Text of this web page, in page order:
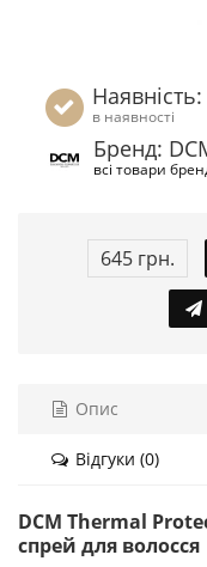
в наявності
Бренд:
всі товари
645 грн.
Опис
Відгуки (0)
DCM Thermal
спрей для волосся